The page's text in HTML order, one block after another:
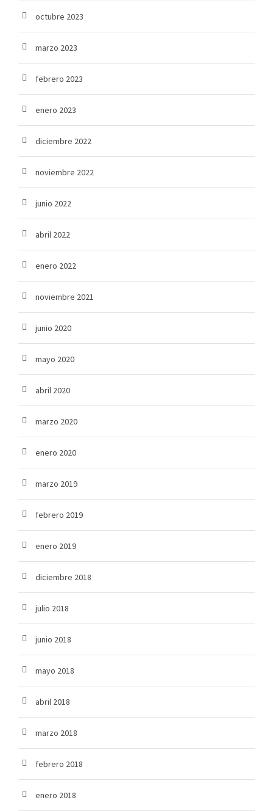
octubre 2023
marzo 2023
febrero 2023
enero 2023
diciembre 2022
noviembre 2022
junio 2022
abril 2022
enero 2022
noviembre 2021
junio 2020
mayo 2020
abril 2020
marzo 2020
enero 2020
marzo 2019
febrero 2019
enero 2019
diciembre 2018
julio 2018
junio 2018
mayo 2018
abril 2018
marzo 2018
febrero 2018
enero 2018